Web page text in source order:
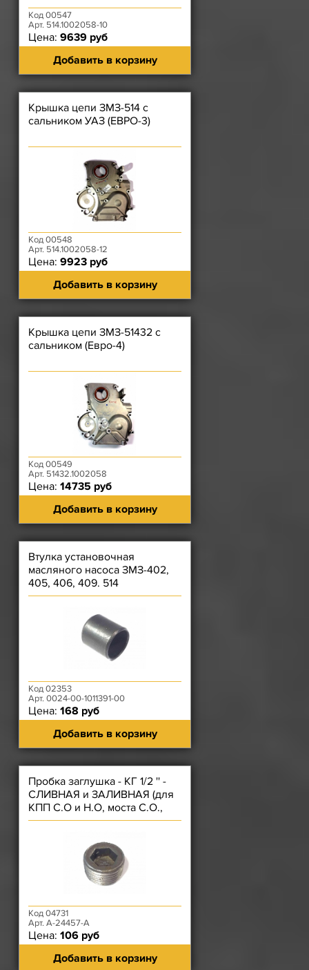
Код 00547
Арт. 514.1002058-10
Цена: 9639 руб
Добавить в корзину
Крышка цепи ЗМЗ-514 с
сальником УАЗ (ЕВРО-3)
Код 00548
Арт. 514.1002058-12
Цена: 9923 руб
Добавить в корзину
Крышка цепи ЗМЗ-51432 с
сальником (Евро-4)
Код 00549
Арт. 51432.1002058
Цена: 14735 руб
Добавить в корзину
Втулка установочная
масляного насоса ЗМЗ-402,
405, 406, 409. 514
Код 02353
Арт. 0024-00-1011391-00
Цена: 168 руб
Добавить в корзину
Пробка заглушка - КГ 1/2 '' -
СЛИВНАЯ и ЗАЛИВНАЯ (для
КПП С.О и Н.О, моста С.О.,
рулевого управления)
Код 04731
Арт. А-24457-А
Цена: 106 руб
Добавить в корзину